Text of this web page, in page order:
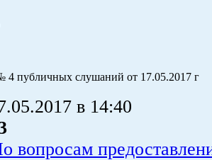
слушаний от 17.05.2017 г
в 14:40
вопросам